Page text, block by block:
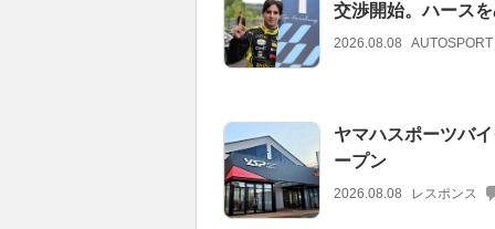
交渉開始。ハース
2026.08.08
ヤマハスポーツバ
ープン
2026.08.08 レスポンス